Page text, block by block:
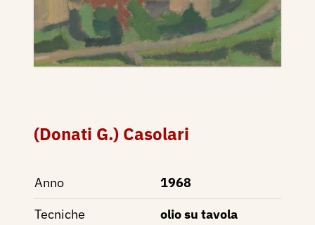
(Donati G.) Casolari
Anno
1968
Tecniche
olio su tavola